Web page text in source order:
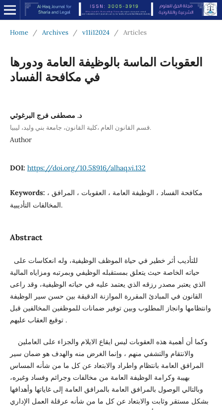
Home / Archives / v11i12024 / Articles
العقوبات الماسة بالوظيفة العامة ودورها
في مكافحة الفساد
د. مصطفى فرج البرغوثي
قسم القانون العام ،كلية القانون، جامعة بني وليد، ليبيا.
Author
DOI: https://doi.org/10.58916/alhaq.vi.132
Keywords: مكافحة الفساد ، الوظيفة العامة ، العقوبات ، المرافق ،
المخالفات التأديبية.
Abstract
حياته الخاصة حيث يتعلق بمستقبله الوظيفي وبمرتبه ومزاياه المالية
الذي يعتبر مصدر رزقه الذي يعتمد عليه في حياته الوظيفية، وقد راعى
القانون في المبادئ المقررة الموازنة الدقيقة بين حسن سير الوظيفة
وانتظامها وانجاز المطلوب وبين توفير ضمانات للموظفين المخالفين قبل
توقيع العقاب عليهم .
والانتقام والتشفي منهم ، وإنما الغرض منه والهدف هو ضمان سير
المرافق العامة بانتظام واطراد والابتعاد عن كل ما من شأنه المساس
بهيبة وكرامة الوظيفة العامة من مخالفات وجرائم وفساد وغيره،
وبالتالي الوصول بالمرافق العامة بالمرافق العامة إلى غاياتها وأهدافها
بشكل مستقر وثابت والابتعاد عن كل ما من شأنه عرقلة العمل الإداري